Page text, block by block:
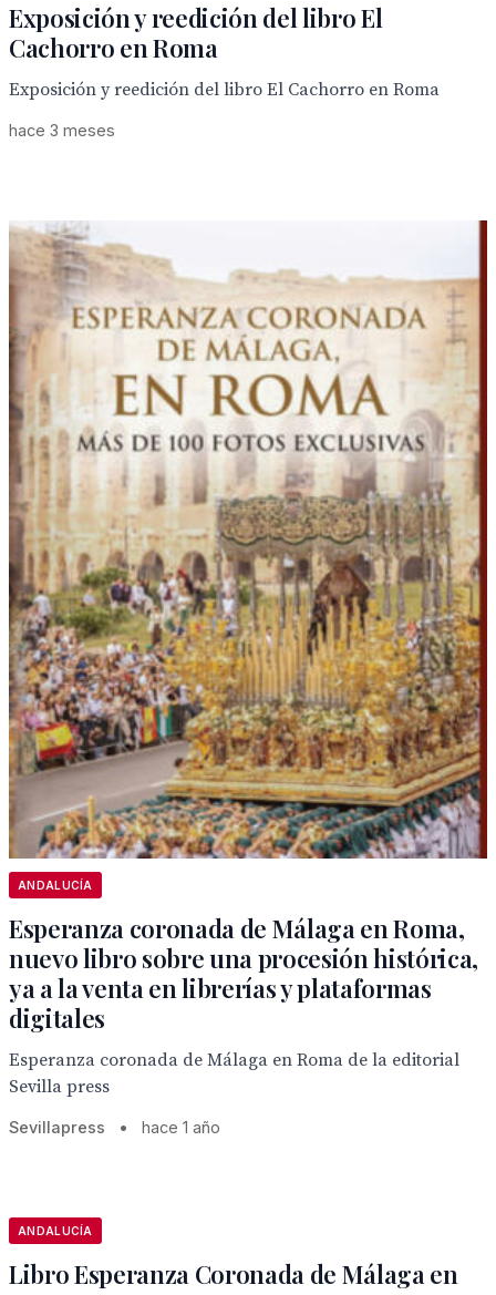
Exposición y reedición del libro El
Cachorro en Roma
Exposición y reedición del libro El Cachorro en Roma
hace 3 meses
ANDALUCÍA
Esperanza coronada de Málaga en Roma,
nuevo libro sobre una procesión histórica,
ya a la venta en librerías y plataformas
digitales
Esperanza coronada de Málaga en Roma de la editorial
Sevilla press
Sevillapress • hace 1 año
ANDALUCÍA
Libro Esperanza Coronada de Málaga en